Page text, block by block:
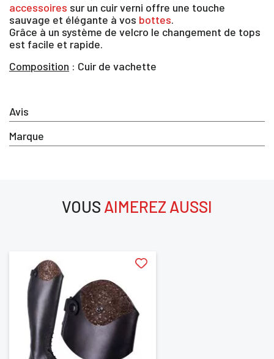
Avis
Marque
accessoires sur un cuir verni offre une touche
sauvage et élégante à vos bottes.
Grâce à un système de velcro le changement de tops
est facile et rapide.
Composition : Cuir de vachette
VOUS AIMEREZ AUSSI
×
Vous devez être connecté pour enregistrer des
ANNULER SE